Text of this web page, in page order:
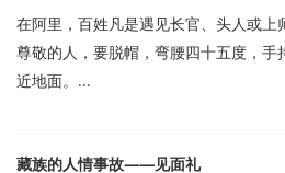
在阿里，百姓凡是遇见长官、头人或上
尊敬的人，要脱帽，弯腰四十五度，手
近地面。...
藏族的人情事故——见面礼